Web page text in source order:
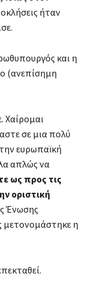
ήταν
και η
(ανεπίσημη
Χαίρομαι
σε μια πολύ
ευρωπαϊκή
απλώς να
ως προς τις
οριστική
Ένωσης
μετονομάστηκε η